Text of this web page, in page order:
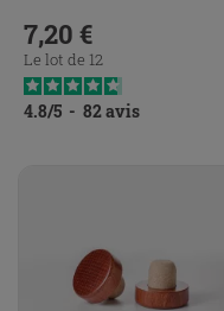
Prix
7,20 €
Le lot de 12
4.8/5 - 82avis